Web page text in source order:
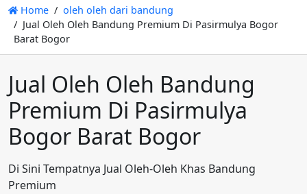
Home
oleh oleh dari bandung
Jual Oleh Oleh Bandung Premium Di Pasirmulya Bogor
Barat Bogor
Jual Oleh Oleh Bandung
Premium Di Pasirmulya
Bogor Barat Bogor
Di Sini Tempatnya Jual Oleh-Oleh Khas Bandung
Premium